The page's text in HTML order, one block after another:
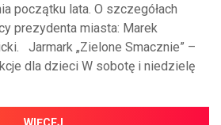
początku lata. O szczegółach
prezydenta miasta: Marek
Jarmark „Zielone Smacznie” –
dla dzieci W sobotę i niedzielę
WIĘCEJ